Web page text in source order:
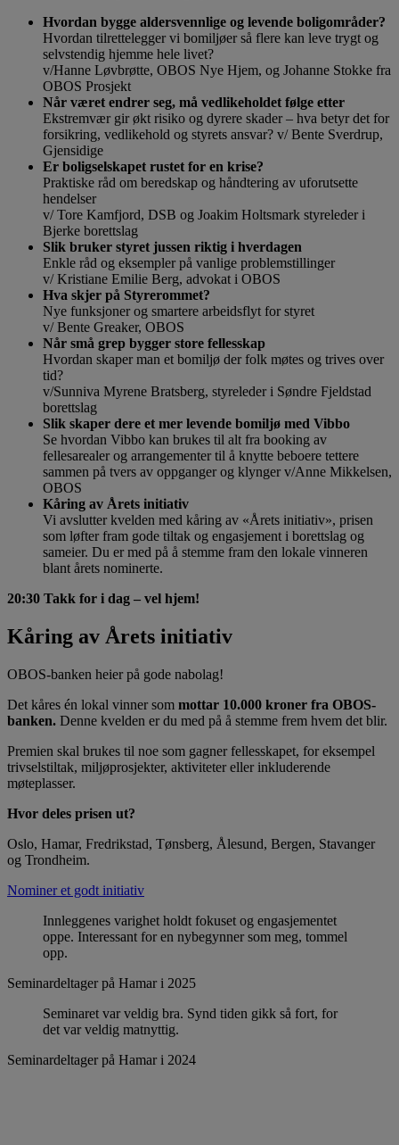
Hvordan bygge aldersvennlige og levende boligområder?
Hvordan tilrettelegger vi bomiljøer så flere kan leve trygt og
selvstendig hjemme hele livet?
v/Hanne Løvbrøtte, OBOS Nye Hjem, og Johanne Stokke fra
OBOS Prosjekt
Når været endrer seg, må vedlikeholdet følge etter
Ekstremvær gir økt risiko og dyrere skader – hva betyr det for
forsikring, vedlikehold og styrets ansvar? v/ Bente Sverdrup,
Gjensidige
Er boligselskapet rustet for en krise?
Praktiske råd om beredskap og håndtering av uforutsette
hendelser
v/ Tore Kamfjord, DSB og Joakim Holtsmark styreleder i
Bjerke borettslag
Slik bruker styret jussen riktig i hverdagen
Enkle råd og eksempler på vanlige problemstillinger
v/ Kristiane Emilie Berg, advokat i OBOS
Hva skjer på Styrerommet?
Nye funksjoner og smartere arbeidsflyt for styret
v/ Bente Greaker, OBOS
Når små grep bygger store fellesskap
Hvordan skaper man et bomiljø der folk møtes og trives over
tid?
v/Sunniva Myrene Bratsberg, styreleder i Søndre Fjeldstad
borettslag
Slik skaper dere et mer levende bomiljø med Vibbo
Se hvordan Vibbo kan brukes til alt fra booking av
fellesarealer og arrangementer til å knytte beboere tettere
sammen på tvers av oppganger og klynger v/Anne Mikkelsen,
OBOS
Kåring av Årets initiativ
Vi avslutter kvelden med kåring av «Årets initiativ», prisen
som løfter fram gode tiltak og engasjement i borettslag og
sameier. Du er med på å stemme fram den lokale vinneren
blant årets nominerte.
20:30 Takk for i dag – vel hjem!
Kåring av Årets initiativ
OBOS-banken heier på gode nabolag!
Det kåres én lokal vinner som mottar 10.000 kroner fra OBOS-
banken. Denne kvelden er du med på å stemme frem hvem det blir.
Premien skal brukes til noe som gagner fellesskapet, for eksempel
trivselstiltak, miljøprosjekter, aktiviteter eller inkluderende
møteplasser.
Hvor deles prisen ut?
Oslo, Hamar, Fredrikstad, Tønsberg, Ålesund, Bergen, Stavanger
og Trondheim.
Nominer et godt initiativ
Innleggenes varighet holdt fokuset og engasjementet
oppe. Interessant for en nybegynner som meg, tommel
opp.
Seminardeltager på Hamar i 2025
Seminaret var veldig bra. Synd tiden gikk så fort, for
det var veldig matnyttig.
Seminardeltager på Hamar i 2024